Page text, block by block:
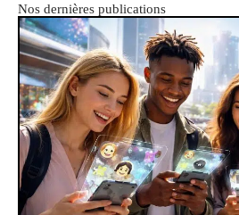
Nos dernières publications